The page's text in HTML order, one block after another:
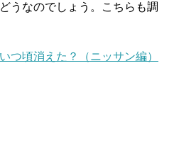
うなのでしょう。こちらも調
つ頃消えた？（ニッサン編）